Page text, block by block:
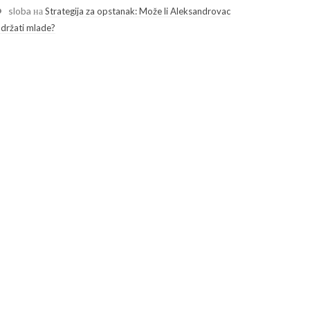
sloba наStrategija za opstanak: Može li Aleksandrovac
mlade?